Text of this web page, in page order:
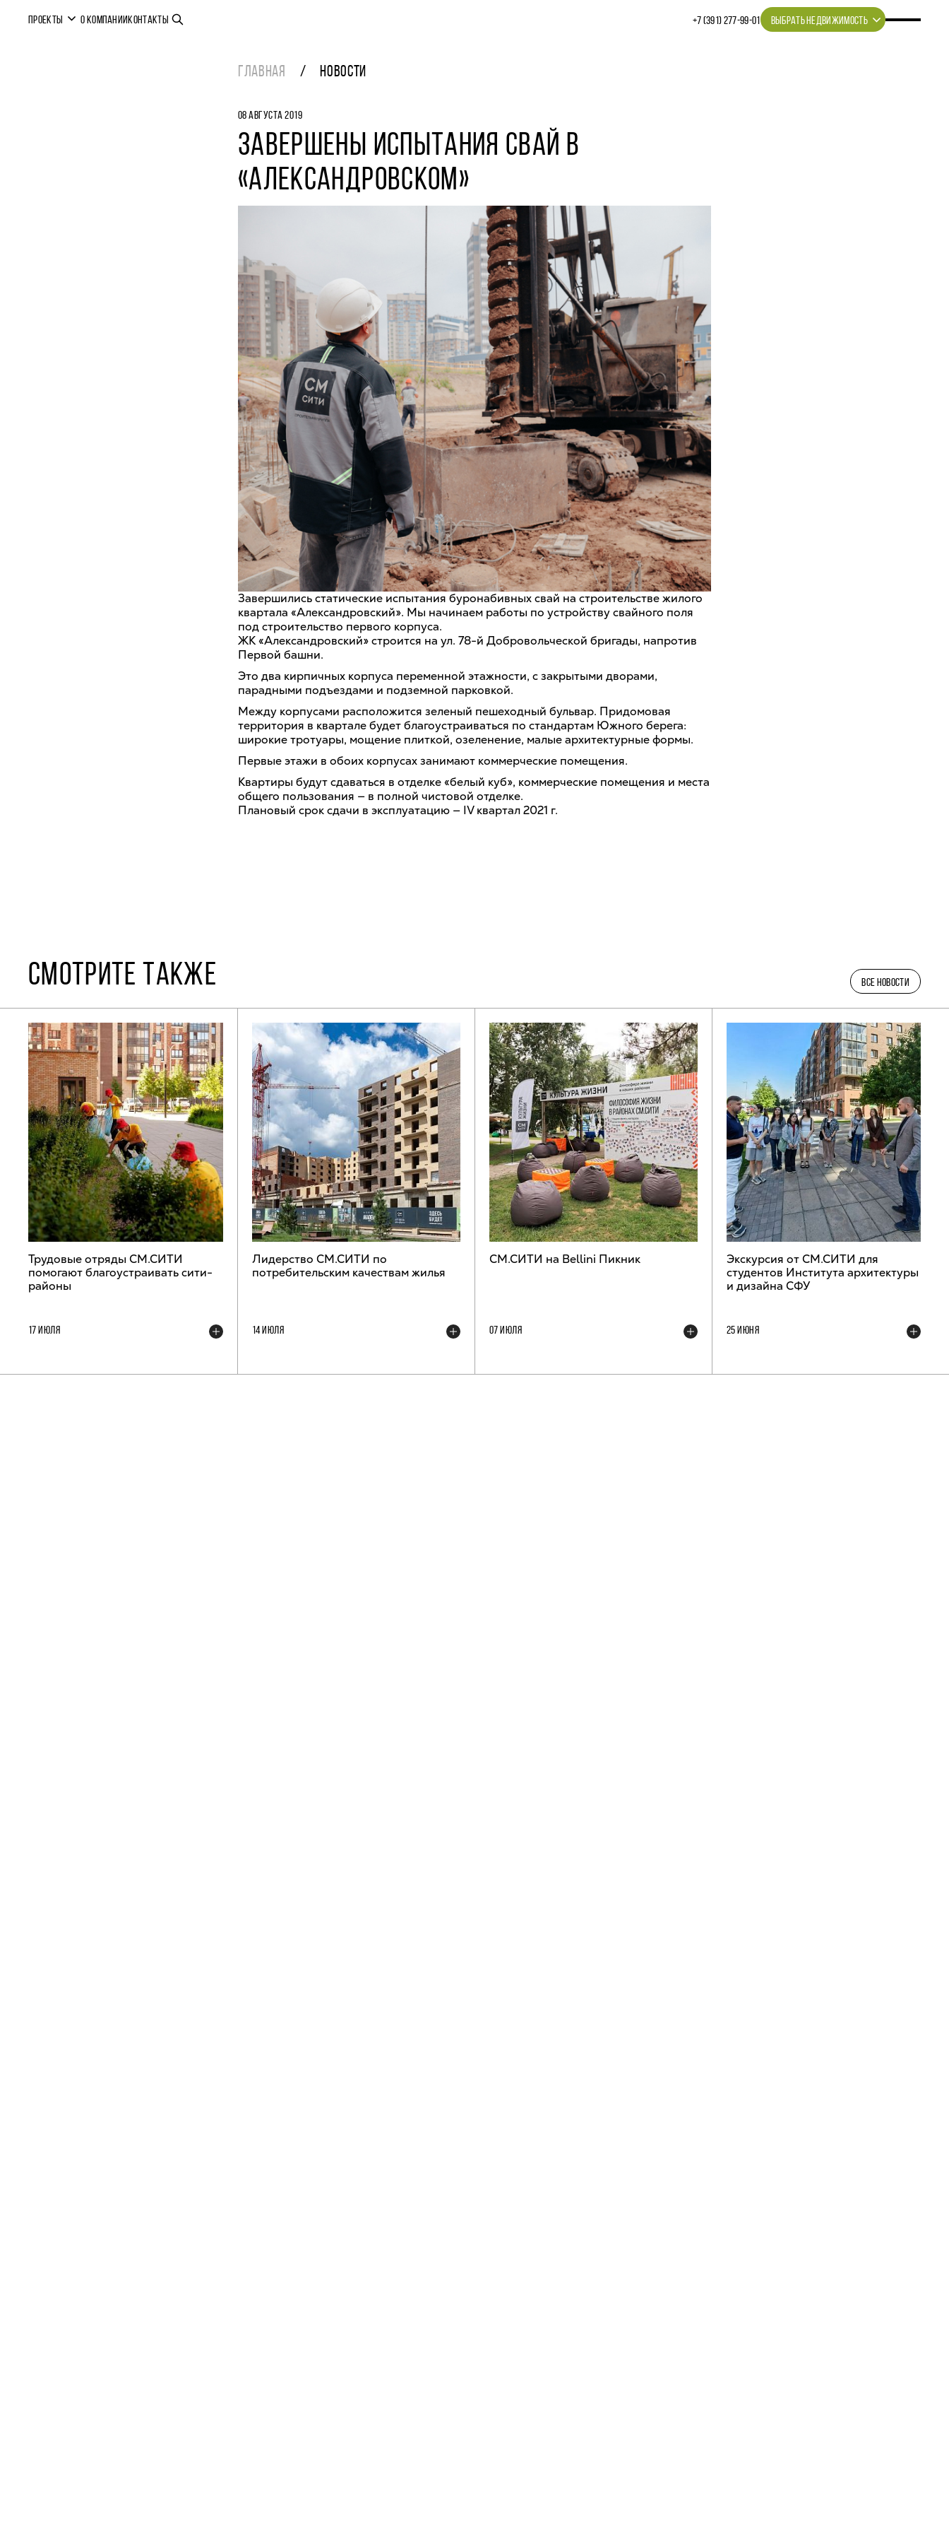
ПРОЕКТЫ О КОМПАНИИКОНТАКТЫ +7 (391) 277‒99‒01 ВЫБРАТЬ НЕДВИЖИМОСТЬ
ГЛАВНАЯ НОВОСТИ
08 АВГУСТА 2019
ЗАВЕРШЕНЫ ИСПЫТАНИЯ СВАЙ В
«АЛЕКСАНДРОВСКОМ»
Завершились статические испытания буронабивных свай на строительстве жилого
квартала «Александровский». Мы начинаем работы по устройству свайного поля
под строительство первого корпуса.
ЖК «Александровский» строится на ул. 78-й Добровольческой бригады, напротив
Первой башни.
Это два кирпичных корпуса переменной этажности, с закрытыми дворами,
парадными подъездами и подземной парковкой.
Между корпусами расположится зеленый пешеходный бульвар. Придомовая
территория в квартале будет благоустраиваться по стандартам Южного берега:
широкие тротуары, мощение плиткой, озеленение, малые архитектурные формы.
Первые этажи в обоих корпусах занимают коммерческие помещения.
Квартиры будут сдаваться в отделке «белый куб», коммерческие помещения и места
общего пользования — в полной чистовой отделке.
Плановый срок сдачи в эксплуатацию — IV квартал 2021 г.
СМОТРИТЕ ТАКЖЕ ВСЕ НОВОСТИ
Трудовые отряды СМ.СИТИ
помогают благоустраивать сити-
районы
17 ИЮЛЯ
Лидерство СМ.СИТИ по
потребительским качествам жилья
14 ИЮЛЯ
СМ.СИТИ на Bellini Пикник
07 ИЮЛЯ
Экскурсия от СМ.СИТИ для
студентов Института архитектуры
и дизайна СФУ
25 ИЮНЯ